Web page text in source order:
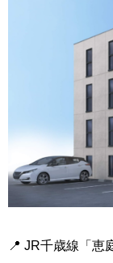
📍 JR千歳線「恵